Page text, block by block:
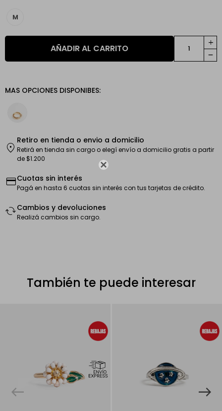

M
add
remove
AÑADIR AL CARRITO
MAS OPCIONES DISPONIBES:
location_on
Retiro en tienda o envio a domicilio
Retirá en tienda sin cargo o elegí envío a domicilio gratis a partir
de $1.200
credit_cardCuotas sin interés
Pagá en hasta 6 cuotas sin interés con tus tarjetas de crédito.
cachedCambios y devoluciones
Realizá cambios sin cargo.
También te puede interesar